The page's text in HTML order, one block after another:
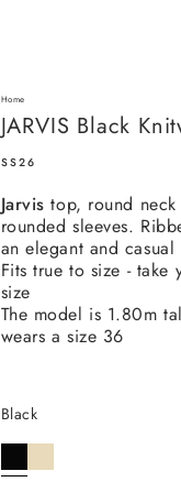
Home
JARVIS Black
SS26
Jarvis top, round
rounded sleeves.
an elegant and casual
Fits true to size - take
size
The model is 1.80m
wears a size 36
black
$172.00